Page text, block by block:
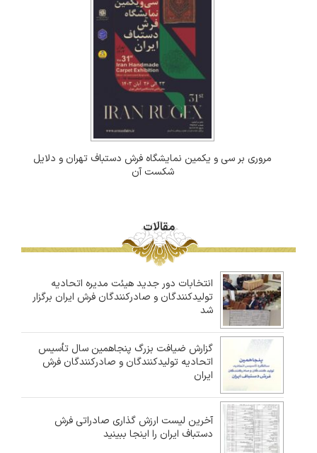
مروری بر سی و یکمین نمایشگاه فرش دستباف تهران و دلایل
شکست آن
مقالات
انتخابات دور جدید هیئت مدیره اتحادیه
تولیدکنندگان و صادرکنندگان فرش ایران برگزار
شد
گزارش ضیافت بزرگ پنجاهمین سال تأسیس
اتحادیه تولیدکنندگان و صادرکنندگان فرش
ایران
آخرین لیست ارزش گذاری صادراتی فرش
دستباف ایران را اینجا ببینید